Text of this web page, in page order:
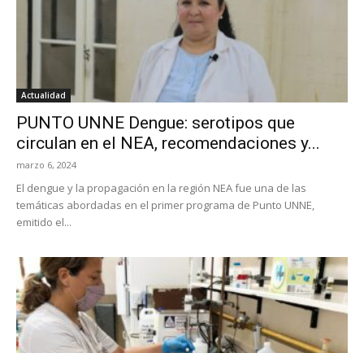
Actualidad
PUNTO UNNE Dengue: serotipos que
circulan en el NEA, recomendaciones y...
marzo 6, 2024
El dengue y la propagación en la región NEA fue una de las
temáticas abordadas en el primer programa de Punto UNNE,
emitido el...